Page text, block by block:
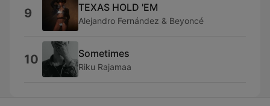
9 TEXAS HOLD 'EM
Alejandro Fernández & Beyoncé
10 Sometimes
Riku Rajamaa